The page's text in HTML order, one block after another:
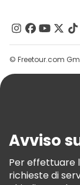
Contattaci
Gruppi
Aiuto
Termini E
Informativa
Freetour Premi
© Freetour.com
Avviso
Per effettuare
richieste di